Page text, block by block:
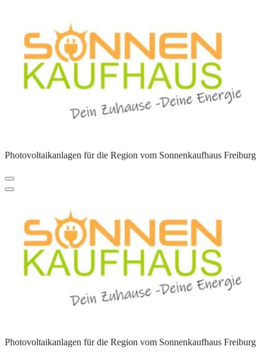
springen
Photovoltaikanlagen für die Region vom Sonnenkaufhaus Freiburg
Photovoltaikanlagen für die Region vom Sonnenkaufhaus Freiburg